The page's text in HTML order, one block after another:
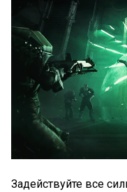
Задействуйте все